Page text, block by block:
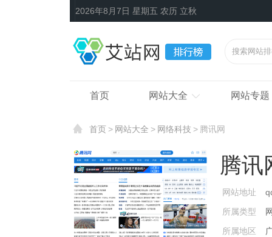
2026年8月7日 星期五 农历 立秋
首页 网站大全 网站专题
首页 网站大全 网络科技 腾讯网
腾讯
网站地址
所属类型
所属地区